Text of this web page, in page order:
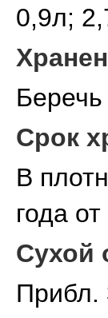
0,9л;
Срок
В
года
Сухой
Прибл.